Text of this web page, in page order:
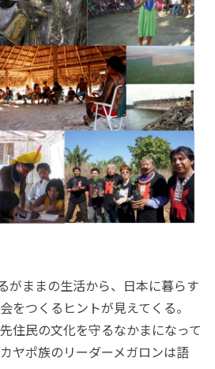
がままの生活から、日本に暮らす
をつくるヒントが見えてくる。
住民の文化を守るなかまになって
ヤポ族のリーダーメガロンは語